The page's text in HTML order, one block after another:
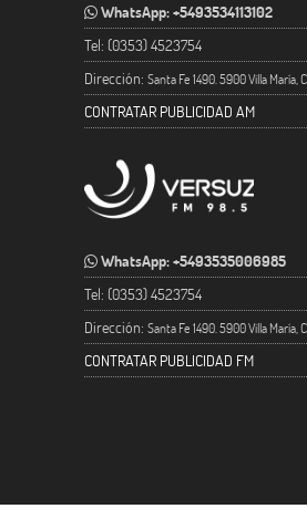
WhatsApp: +5493534113102
Tel: (0353) 4523754
Dirección: Santa Fe 1490. 5900 Villa María,
CONTRATAR PUBLICIDAD AM
WhatsApp: +5493535006985
Tel: (0353) 4523754
Dirección: Santa Fe 1490. 5900 Villa María,
CONTRATAR PUBLICIDAD FM